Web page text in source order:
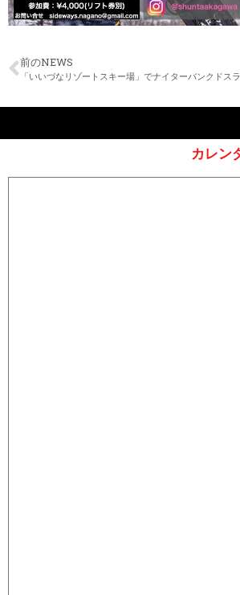
前のNEWS
カレン